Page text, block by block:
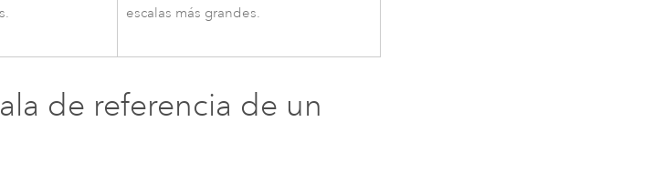
escalas más grandes.
de referencia de un